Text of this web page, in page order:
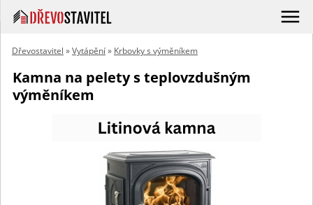
Dřevostavitel »Vytápění» Krbovky s výměníkem
Kamna na pelety s teplovzdušným
výměníkem